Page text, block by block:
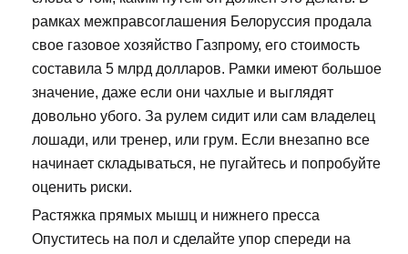
рамках межправсоглашения Белоруссия продала
свое газовое хозяйство Газпрому, его стоимость
составила 5 млрд долларов. Рамки имеют большое
значение, даже если они чахлые и выглядят
довольно убого. За рулем сидит или сам владелец
лошади, или тренер, или грум. Если внезапно все
начинает складываться, не пугайтесь и попробуйте
оценить риски.
Растяжка прямых мышц и нижнего пресса
Опуститесь на пол и сделайте упор спереди на